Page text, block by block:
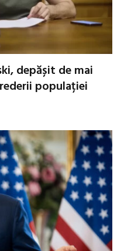
depășit de mai
populației